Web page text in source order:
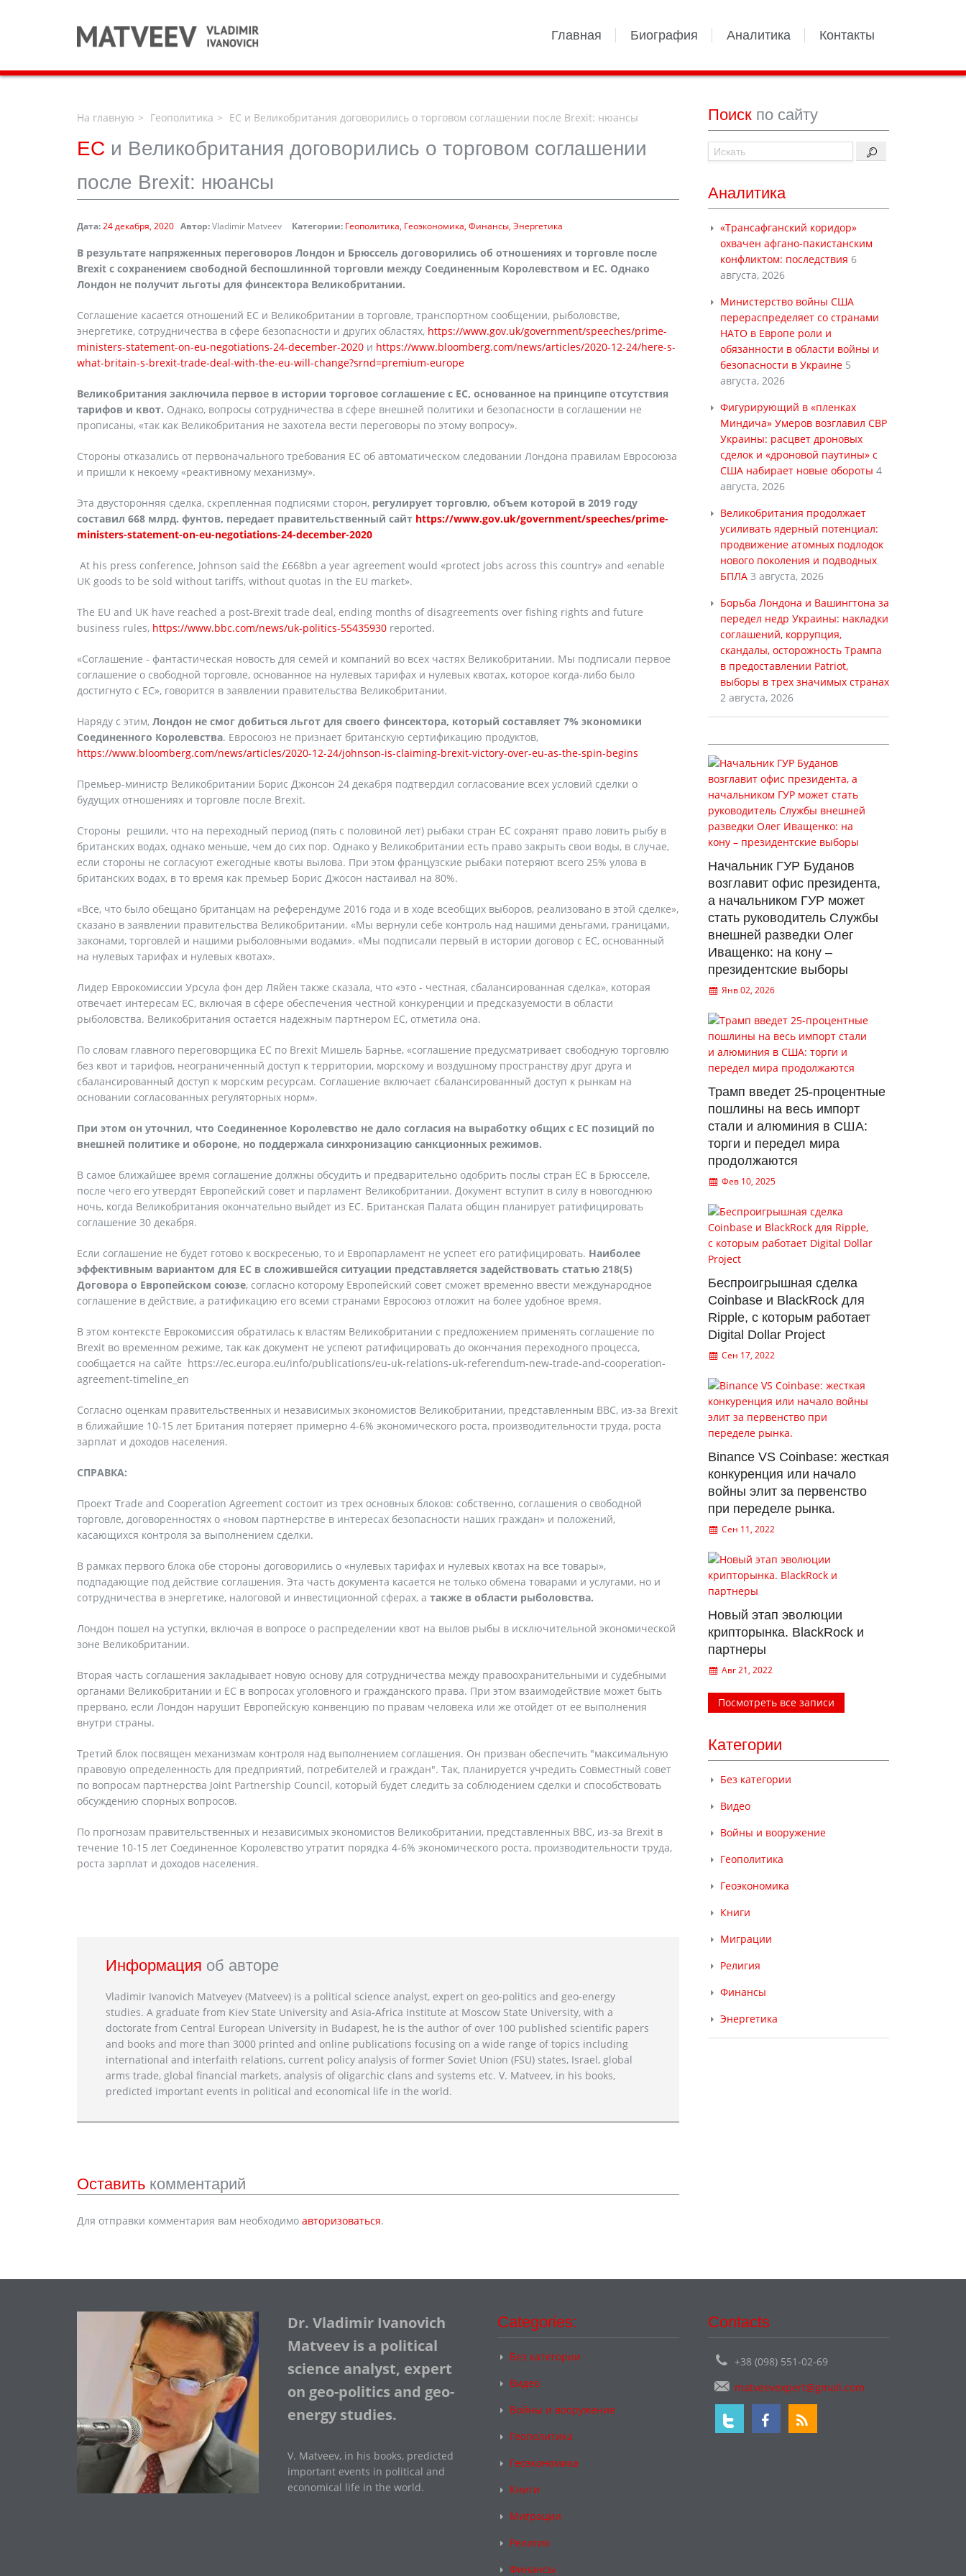
Главная Биография Аналитика Контакты
На главную Геополитика ЕС и Великобритания договорились о торговом соглашении после Brexit: нюансы
ЕС и Великобритания договорились о торговом соглашении
после Brexit: нюансы
Дата:24 декабря, 2020 Автор:Vladimir Matveev Категории: Геополитика Геоэкономика Финансы Энергетика
В результате напряженных переговоров Лондон и Брюссель договорились об отношениях и торговле после
Brexit с сохранением свободной беспошлинной торговли между Соединенным Королевством и ЕС. Однако
Лондон не получит льготы для финсектора Великобритании.
Соглашение касается отношений ЕС и Великобритании в торговле, транспортном сообщении, рыболовстве,
энергетике, сотрудничества в сфере безопасности и других областях, https://www.gov.uk/government/speeches/prime-
ministers-statement-on-eu-negotiations-24-december-2020 и https://www.bloomberg.com/news/articles/2020-12-24/here-s-
what-britain-s-brexit-trade-deal-with-the-eu-will-change?srnd=premium-europe
Великобритания заключила первое в истории торговое соглашение с ЕС, основанное на принципе отсутствия
тарифов и квот. Однако, вопросы сотрудничества в сфере внешней политики и безопасности в соглашении не
прописаны, «так как Великобритания не захотела вести переговоры по этому вопросу».
Стороны отказались от первоначального требования ЕС об автоматическом следовании Лондона правилам Евросоюза
и пришли к некоему «реактивному механизму».
Эта двусторонняя сделка, скрепленная подписями сторон, регулирует торговлю, объем которой в 2019 году
составил 668 млрд. фунтов, передает правительственный сайт https://www.gov.uk/government/speeches/prime-
ministers-statement-on-eu-negotiations-24-december-2020
At his press conference, Johnson said the £668bn a year agreement would «protect jobs across this country» and «enable
UK goods to be sold without tariffs, without quotas in the EU market».
The EU and UK have reached a post-Brexit trade deal, ending months of disagreements over fishing rights and future
business rules, https://www.bbc.com/news/uk-politics-55435930 reported.
«Соглашение - фантастическая новость для семей и компаний во всех частях Великобритании. Мы подписали первое
соглашение о свободной торговле, основанное на нулевых тарифах и нулевых квотах, которое когда-либо было
достигнуто с ЕС», говорится в заявлении правительства Великобритании.
Наряду с этим, Лондон не смог добиться льгот для своего финсектора, который составляет 7% экономики
Соединенного Королевства. Евросоюз не признает британскую сертификацию продуктов,
https://www.bloomberg.com/news/articles/2020-12-24/johnson-is-claiming-brexit-victory-over-eu-as-the-spin-begins
Премьер-министр Великобритании Борис Джонсон 24 декабря подтвердил согласование всех условий сделки о
будущих отношениях и торговле после Brexit.
Стороны решили, что на переходный период (пять с половиной лет) рыбаки стран ЕС сохранят право ловить рыбу в
британских водах, однако меньше, чем до сих пор. Однако у Великобритании есть право закрыть свои воды, в случае,
если стороны не согласуют ежегодные квоты вылова. При этом французские рыбаки потеряют всего 25% улова в
британских водах, в то время как премьер Борис Джосон настаивал на 80%.
«Все, что было обещано британцам на референдуме 2016 года и в ходе всеобщих выборов, реализовано в этой сделке»,
сказано в заявлении правительства Великобритании. «Мы вернули себе контроль над нашими деньгами, границами,
законами, торговлей и нашими рыболовными водами». «Мы подписали первый в истории договор с ЕС, основанный
на нулевых тарифах и нулевых квотах».
Лидер Еврокомиссии Урсула фон дер Ляйен также сказала, что «это - честная, сбалансированная сделка», которая
отвечает интересам ЕС, включая в сфере обеспечения честной конкуренции и предсказуемости в области
рыболовства. Великобритания остается надежным партнером ЕС, отметила она.
По словам главного переговорщика ЕС по Brexit Мишель Барнье, «соглашение предусматривает свободную торговлю
без квот и тарифов, неограниченный доступ к территории, морскому и воздушному пространству друг друга и
сбалансированный доступ к морским ресурсам. Соглашение включает сбалансированный доступ к рынкам на
основании согласованных регуляторных норм».
При этом он уточнил, что Соединенное Королевство не дало согласия на выработку общих с ЕС позиций по
внешней политике и обороне, но поддержала синхронизацию санкционных режимов.
В самое ближайшее время соглашение должны обсудить и предварительно одобрить послы стран ЕС в Брюсселе,
после чего его утвердят Европейский совет и парламент Великобритании. Документ вступит в силу в новогоднюю
ночь, когда Великобритания окончательно выйдет из ЕС. Британская Палата общин планирует ратифицировать
соглашение 30 декабря.
Если соглашение не будет готово к воскресенью, то и Европарламент не успеет его ратифицировать. Наиболее
эффективным вариантом для ЕС в сложившейся ситуации представляется задействовать статью 218(5)
Договора о Европейском союзе, согласно которому Европейский совет сможет временно ввести международное
соглашение в действие, а ратификацию его всеми странами Евросоюз отложит на более удобное время.
В этом контексте Еврокомиссия обратилась к властям Великобритании с предложением применять соглашение по
Brexit во временном режиме, так как документ не успеют ратифицировать до окончания переходного процесса,
сообщается на сайте https://ec.europa.eu/info/publications/eu-uk-relations-uk-referendum-new-trade-and-cooperation-
agreement-timeline_en
Согласно оценкам правительственных и независимых экономистов Великобритании, представленным ВВС, из-за Brexit
в ближайшие 10-15 лет Британия потеряет примерно 4-6% экономического роста, производительности труда, роста
зарплат и доходов населения.
СПРАВКА:
Проект Trade and Cooperation Agreement состоит из трех основных блоков: собственно, соглашения о свободной
торговле, договоренностях о «новом партнерстве в интересах безопасности наших граждан» и положений,
касающихся контроля за выполнением сделки.
В рамках первого блока обе стороны договорились о «нулевых тарифах и нулевых квотах на все товары»,
подпадающие под действие соглашения. Эта часть документа касается не только обмена товарами и услугами, но и
сотрудничества в энергетике, налоговой и инвестиционной сферах, а также в области рыболовства.
Лондон пошел на уступки, включая в вопросе о распределении квот на вылов рыбы в исключительной экономической
зоне Великобритании.
Вторая часть соглашения закладывает новую основу для сотрудничества между правоохранительными и судебными
органами Великобритании и ЕС в вопросах уголовного и гражданского права. При этом взаимодействие может быть
прервано, если Лондон нарушит Европейскую конвенцию по правам человека или же отойдет от ее выполнения
внутри страны.
Третий блок посвящен механизмам контроля над выполнением соглашения. Он призван обеспечить "максимальную
правовую определенность для предприятий, потребителей и граждан". Так, планируется учредить Совместный совет
по вопросам партнерства Joint Partnership Council, который будет следить за соблюдением сделки и способствовать
обсуждению спорных вопросов.
По прогнозам правительственных и независимых экономистов Великобритании, представленных ВВС, из-за Brexit в
течение 10-15 лет Соединенное Королевство утратит порядка 4-6% экономического роста, производительности труда,
роста зарплат и доходов населения.
Информация об авторе
Vladimir Ivanovich Matveyev (Matveev) is a political science analyst, expert on geo-politics and geo-energy
studies. A graduate from Kiev State University and Asia-Africa Institute at Moscow State University, with a
doctorate from Central European University in Budapest, he is the author of over 100 published scientific papers
and books and more than 3000 printed and online publications focusing on a wide range of topics including
international and interfaith relations, current policy analysis of former Soviet Union (FSU) states, Israel, global
arms trade, global financial markets, analysis of oligarchic clans and systems etc. V. Matveev, in his books,
predicted important events in political and economical life in the world.
Оставить комментарий
Для отправки комментария вам необходимо авторизоваться.
Поиск по сайту
Аналитика
«Трансафганский коридор»
охвачен афгано-пакистанским
конфликтом: последствия 6
августа, 2026
Министерство войны США
перераспределяет со странами
НАТО в Европе роли и
обязанности в области войны и
безопасности в Украине 5
августа, 2026
Фигурирующий в «пленках
Миндича» Умеров возглавил СВР
Украины: расцвет дроновых
сделок и «дроновой паутины» с
США набирает новые обороты 4
августа, 2026
Великобритания продолжает
усиливать ядерный потенциал:
продвижение атомных подлодок
нового поколения и подводных
БПЛА 3 августа, 2026
Борьба Лондона и Вашингтона за
передел недр Украины: накладки
соглашений, коррупция,
скандалы, осторожность Трампа
в предоставлении Patriot,
выборы в трех значимых странах
2 августа, 2026
Начальник ГУР Буданов
возглавит офис президента,
а начальником ГУР может
стать руководитель Службы
внешней разведки Олег
Иващенко: на кону –
президентские выборы
Янв 02, 2026
Трамп введет 25-процентные
пошлины на весь импорт
стали и алюминия в США:
торги и передел мира
продолжаются
Фев 10, 2025
Беспроигрышная сделка
Coinbase и BlackRock для
Ripple, с которым работает
Digital Dollar Project
Сен 17, 2022
Binance VS Coinbase: жесткая
конкуренция или начало
войны элит за первенство
при переделе рынка.
Сен 11, 2022
Новый этап эволюции
крипторынка. BlackRock и
партнеры
Авг 21, 2022
Посмотреть все записи
Категории
Без категории
Видео
Войны и вооружение
Геополитика
Геоэкономика
Книги
Миграции
Религия
Финансы
Энергетика
Dr. Vladimir Ivanovich
Matveev is a political
science analyst, expert
on geo-politics and geo-
energy studies.
V. Matveev, in his books, predicted
important events in political and
economical life in the world.
Categories:
Без категории
Видео
Войны и вооружение
Геополитика
Геоэкономика
Книги
Миграции
Религия
Финансы
Contacts
+38 (098) 551-02-69
matveevexpert@gmail.com